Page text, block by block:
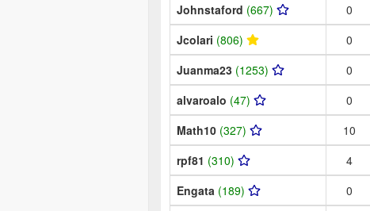
Johnstaford (667) 0
Jcolari (806) 0
Juanma23 (1253) 0
alvaroalo (47) 0
Math10 (327) 10
rpf81 (310) 4
Engata (189) 0